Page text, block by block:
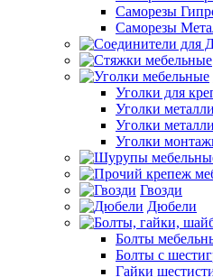
Саморезы
Саморезы
Уголки для
Уголки
Уголки
Уголки
Гвозди
Дюбели
Болты
Болты с
Гайки